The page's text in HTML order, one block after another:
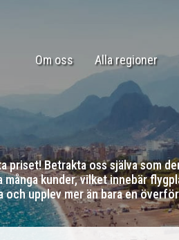
Om oss Alla regioner
Betrakta oss själva som
kunder, vilket innebär
upplev mer än bara en